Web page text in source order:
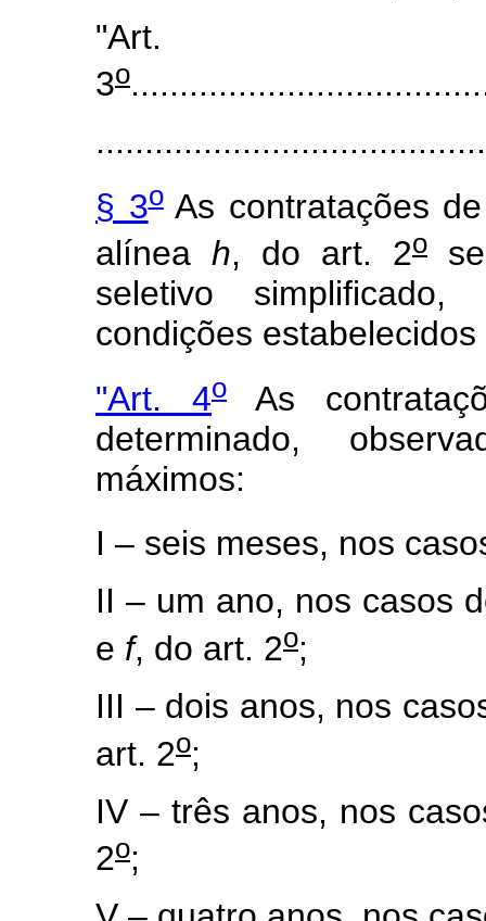
"Art.
3o
§ 3oAs contratações
alínea h, do art. 2o
seletivo
condições
"Art. 4o As
determinado,
máximos:
I – seis meses, nos
II – um ano, nos casos
e f, do art. 2o;
III – dois anos, nos
art. 2o;
IV – três anos, nos
2o;